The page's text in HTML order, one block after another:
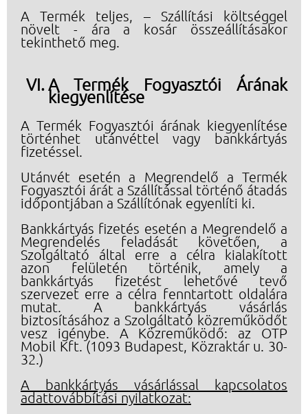
A Termék teljes, – Szállítási költséggel
növelt - ára a kosár összeállításakor
tekinthető meg.
A Termék Fogyasztói Árának
kiegyenlítése
A Termék Fogyasztói árának kiegyenlítése
történhet utánvéttel vagy bankkártyás
fizetéssel.
Utánvét esetén a Megrendelő a Termék
Fogyasztói árát a Szállítással történő átadás
időpontjában a Szállítónak egyenlíti ki.
Bankkártyás fizetés esetén a Megrendelő a
Megrendelés feladását követően, a
Szolgáltató által erre a célra kialakított
azon felületén történik, amely a
bankkártyás fizetést lehetővé tevő
szervezet erre a célra fenntartott oldalára
mutat. A bankkártyás vásárlás
biztosításához a Szolgáltató közreműködőt
vesz igénybe. A Közreműködő: az OTP
Mobil Kft. (1093 Budapest, Közraktár u. 30-
32.)
A bankkártyás vásárlással kapcsolatos
adattovábbítási nyilatkozat: